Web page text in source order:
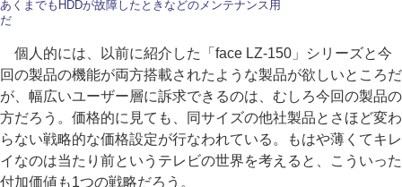
あくまでもHDDが故障したときなどのメンテナンス用
だ
個人的には、以前に紹介した「face LZ-150」シリーズと今
回の製品の機能が両方搭載されたような製品が欲しいところだ
が、幅広いユーザー層に訴求できるのは、むしろ今回の製品の
方だろう。価格的に見ても、同サイズの他社製品とさほど変わ
らない戦略的な価格設定が行なわれている。もはや薄くてキレ
イなのは当たり前というテレビの世界を考えると、こういった
付加価値も1つの戦略だろう。